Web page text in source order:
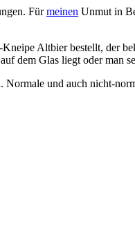
Fürmeinen Unmut in
Altbier bestellt, der
dem Glas liegt oder man
und auch nicht-